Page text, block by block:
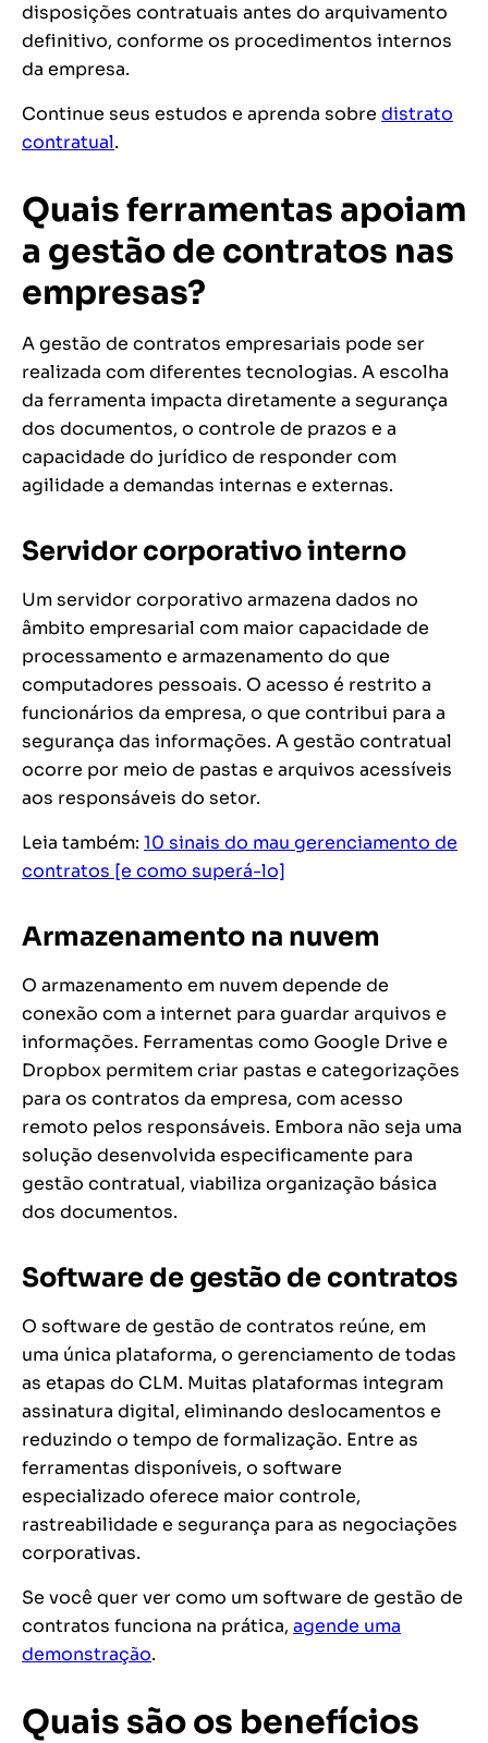
disposições contratuais antes do arquivamento
definitivo, conforme os procedimentos internos
da empresa.
Continue seus estudos e aprenda sobre distrato
contratual.
Quais ferramentas apoiam
a gestão de contratos nas
empresas?
A gestão de contratos empresariais pode ser
realizada com diferentes tecnologias. A escolha
da ferramenta impacta diretamente a segurança
dos documentos, o controle de prazos e a
capacidade do jurídico de responder com
agilidade a demandas internas e externas.
Servidor corporativo interno
Um servidor corporativo armazena dados no
âmbito empresarial com maior capacidade de
processamento e armazenamento do que
computadores pessoais. O acesso é restrito a
funcionários da empresa, o que contribui para a
segurança das informações. A gestão contratual
ocorre por meio de pastas e arquivos acessíveis
aos responsáveis do setor.
Leia também: 10 sinais do mau gerenciamento de
contratos [e como superá-lo]
Armazenamento na nuvem
O armazenamento em nuvem depende de
conexão com a internet para guardar arquivos e
informações. Ferramentas como Google Drive e
Dropbox permitem criar pastas e categorizações
para os contratos da empresa, com acesso
remoto pelos responsáveis. Embora não seja uma
solução desenvolvida especificamente para
gestão contratual, viabiliza organização básica
dos documentos.
Software de gestão de contratos
O software de gestão de contratos reúne, em
uma única plataforma, o gerenciamento de todas
as etapas do CLM. Muitas plataformas integram
assinatura digital, eliminando deslocamentos e
reduzindo o tempo de formalização. Entre as
ferramentas disponíveis, o software
especializado oferece maior controle,
rastreabilidade e segurança para as negociações
corporativas.
Se você quer ver como um software de gestão de
contratos funciona na prática, agende uma
demonstração.
Quais são os benefícios